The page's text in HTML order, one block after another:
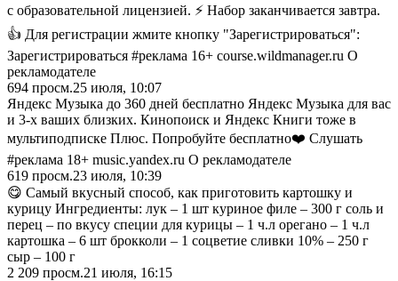
с образовательной лицензией. ⚡ Набор заканчивается завтра.
👍 Для регистрации жмите кнопку "Зарегистрироваться":
Зарегистрироваться #реклама 16+ course.wildmanager.ru О
рекламодателе
694 просм.25 июля, 10:07
Яндекс Музыка до 360 дней бесплатно Яндекс Музыка для вас
и 3-х ваших близких. Кинопоиск и Яндекс Книги тоже в
мультиподписке Плюс. Попробуйте бесплатно❤️ Слушать
#реклама 18+ music.yandex.ru О рекламодателе
619 просм.23 июля, 10:39
😋 Самый вкусный способ, как приготовить картошку и
курицу Ингредиенты: лук – 1 шт куриное филе – 300 г соль и
перец – по вкусу специи для курицы – 1 ч.л орегано – 1 ч.л
картошка – 6 шт брокколи – 1 соцветие сливки 10% – 250 г
сыр – 100 г
2 209 просм.21 июля, 16:15